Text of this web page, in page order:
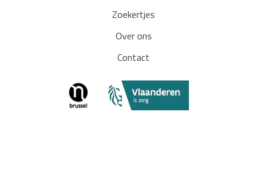
Zoekertjes
Over ons
Contact